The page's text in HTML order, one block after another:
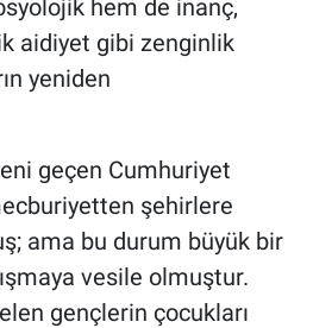
hem de inanç,
aidiyet gibi zenginlik
yeniden
geçen Cumhuriyet
şehirlere
ama bu durum büyük bir
vesile olmuştur.
gençlerin çocukları